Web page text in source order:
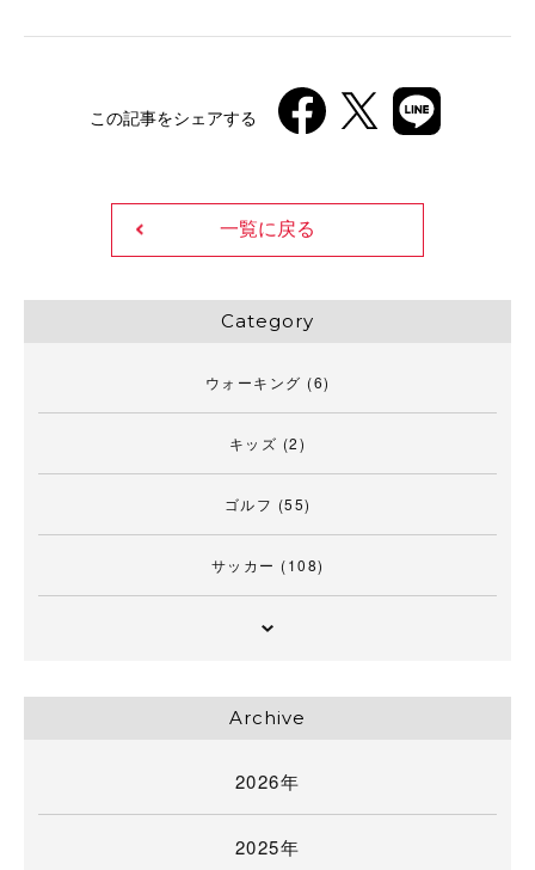
この記事をシェアする
一覧に戻る
Category
ウォーキング (6)
キッズ (2)
ゴルフ (55)
サッカー (108)
Archive
2026年
2025年